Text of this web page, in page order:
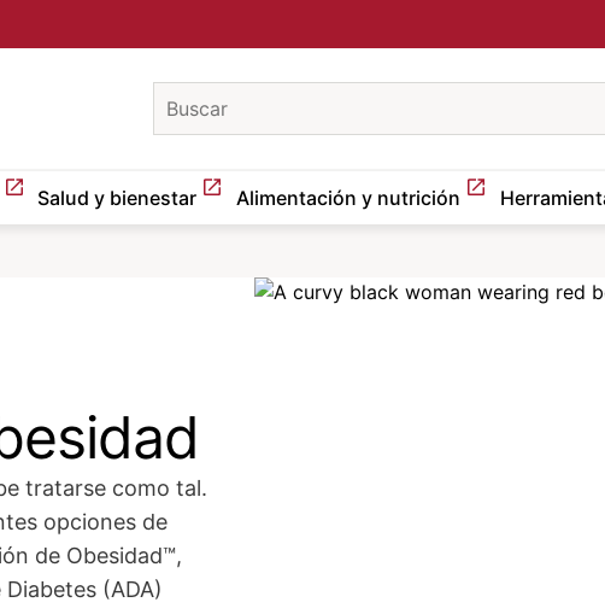
keywords
Salud y bienestar Alimentación y nutrición
tratarse como tal.
opciones de
de Obesidad™,
(ADA)
Image